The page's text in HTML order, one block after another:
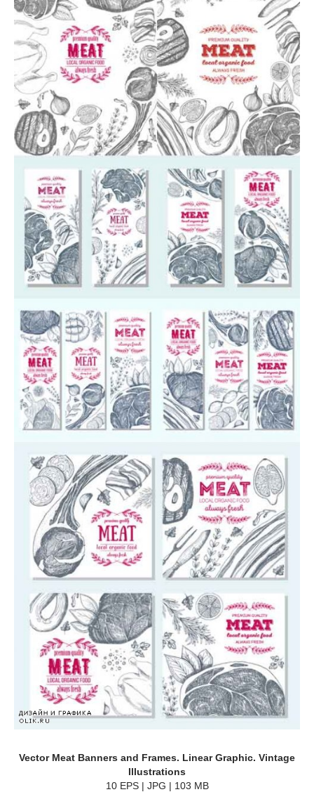
Vector Meat Banners and Frames. Linear Graphic. Vintage
Illustrations
10 EPS | JPG | 103 MB